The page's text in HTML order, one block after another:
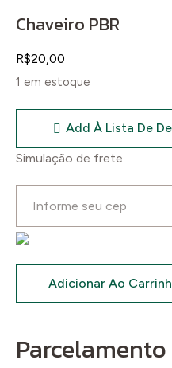
Chaveiro PBR
R$20,00
1 em estoque
Add À Lista De
Simulação de frete
Adicionar Ao